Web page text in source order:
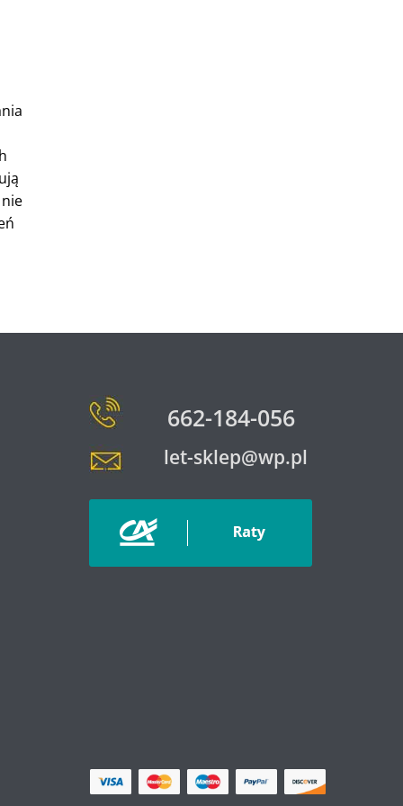
662-184-056
let-sklep@wp.pl